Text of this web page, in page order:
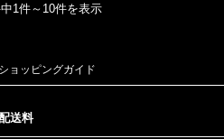
1件～10件を表示
ョッピングガイド
送料